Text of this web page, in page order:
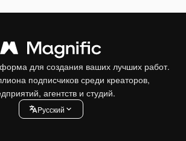
для создания ваших лучших работ.
подписчиков среди креаторов,
агентств и студий.
Pусский